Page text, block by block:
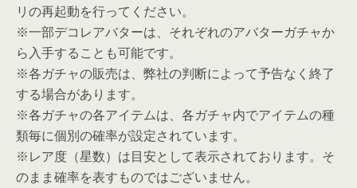
リの再起動を行ってください。
※一部デコレアバターは、それぞれのアバターガチャか
ら入手することも可能です。
※各ガチャの販売は、弊社の判断によって予告なく終了
する場合があります。
※各ガチャの各アイテムは、各ガチャ内でアイテムの種
類毎に個別の確率が設定されています。
※レア度（星数）は目安として表示されております。そ
のまま確率を表すものではございません。